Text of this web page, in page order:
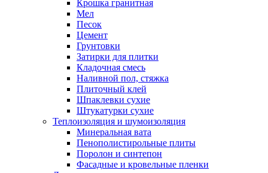
Крошка гранитная
Мел
Песок
Цемент
Грунтовки
Затирки для плитки
Кладочная смесь
Наливной пол, стяжка
Плиточный клей
Шпаклевки сухие
Штукатурки сухие
Теплоизоляция и шумоизоляция
Минеральная вата
Пенополистирольные плиты
Поролон и синтепон
Фасадные и кровельные пленки